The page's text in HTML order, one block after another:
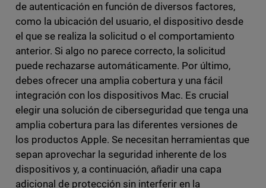
de autenticación en función de diversos factores,
como la ubicación del usuario, el dispositivo desde
el que se realiza la solicitud o el comportamiento
anterior. Si algo no parece correcto, la solicitud
puede rechazarse automáticamente. Por último,
debes ofrecer una amplia cobertura y una fácil
integración con los dispositivos Mac. Es crucial
elegir una solución de ciberseguridad que tenga una
amplia cobertura para las diferentes versiones de
los productos Apple. Se necesitan herramientas que
sepan aprovechar la seguridad inherente de los
dispositivos y, a continuación, añadir una capa
adicional de protección sin interferir en la